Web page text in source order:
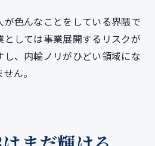
色んなことをしている界隈で
としては事業展開するリスクが
、内輪ノリがひどい領域にな
ん。